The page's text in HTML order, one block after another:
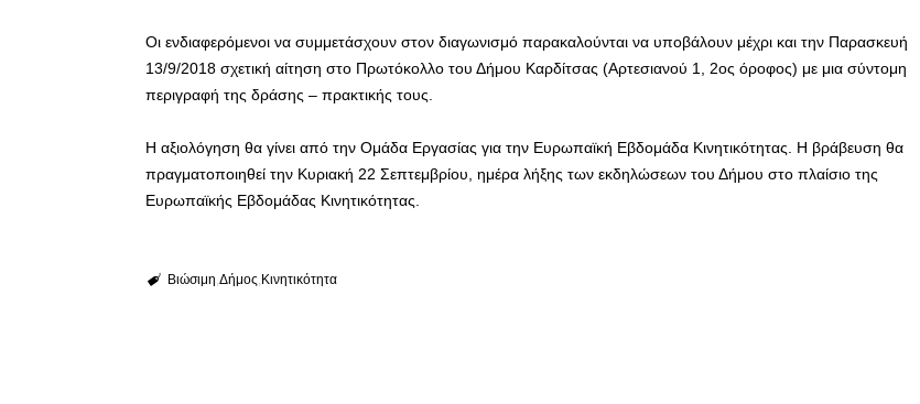
Οι ενδιαφερόμενοι να συμμετάσχουν στον διαγωνισμό παρακαλούνται να υποβάλουν μέχρι και την Παρασκευή
13/9/2018 σχετική αίτηση στο Πρωτόκολλο του Δήμου Καρδίτσας (Αρτεσιανού 1, 2ος όροφος) με μια σύντομη
περιγραφή της δράσης – πρακτικής τους.
Η αξιολόγηση θα γίνει από την Ομάδα Εργασίας για την Ευρωπαϊκή Εβδομάδα Κινητικότητας. Η βράβευση θα
πραγματοποιηθεί την Κυριακή 22 Σεπτεμβρίου, ημέρα λήξης των εκδηλώσεων του Δήμου στο πλαίσιο της
Ευρωπαϊκής Εβδομάδας Κινητικότητας.
Βιώσιμη Δήμος Κινητικότητα